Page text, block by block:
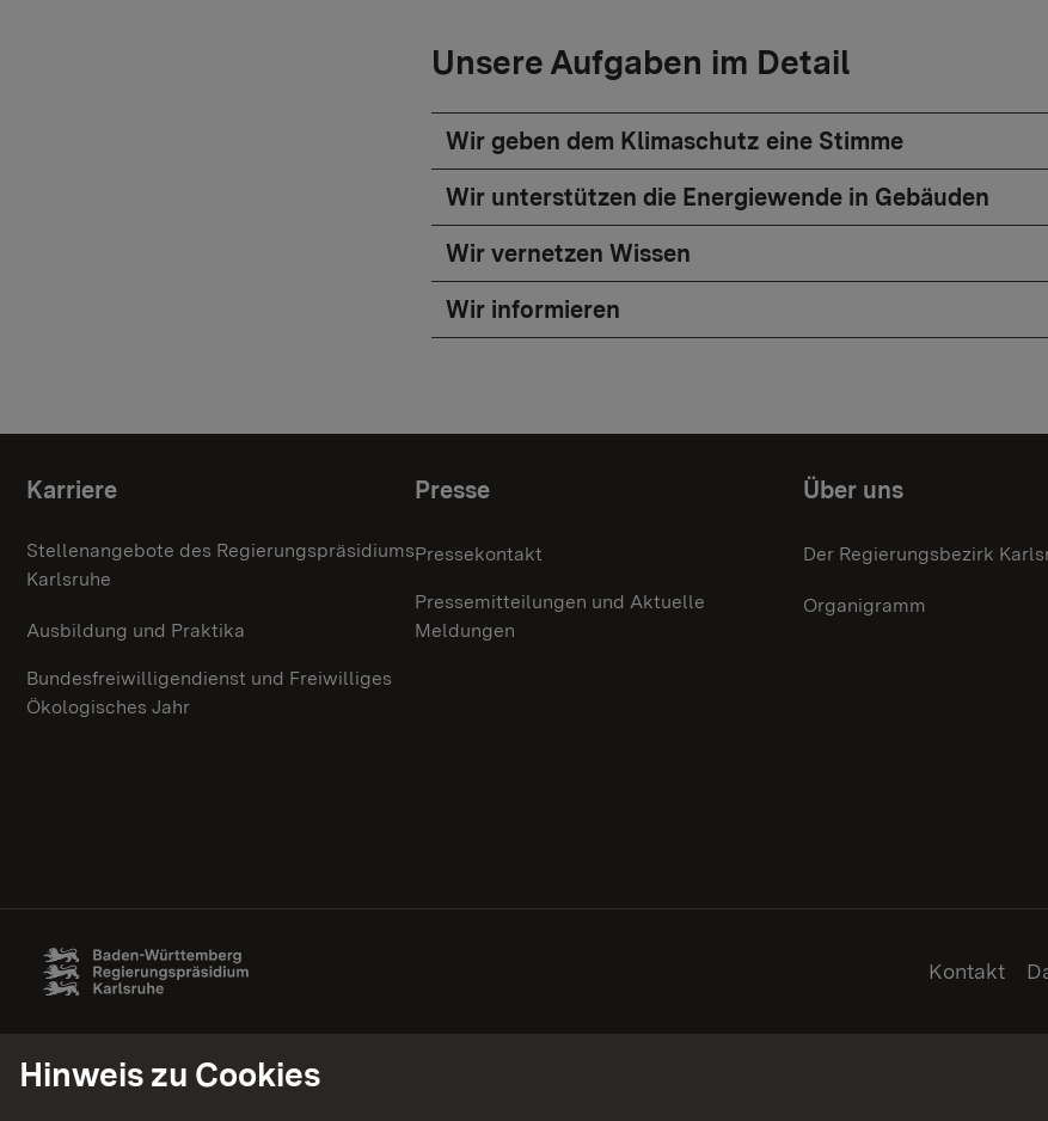
Unsere Aufgaben im Detail
Wir geben dem Klimaschutz eine Stimme
Wir unterstützen die Energiewende in Gebäuden
Wir vernetzen Wissen
Wir informieren
Themenübersicht
Karriere
Stellenangebote des Regierungspräsidiums
Karlsruhe
Ausbildung und Praktika
Bundesfreiwilligendienst und Freiwilliges
Ökologisches Jahr
Presse
Pressekontakt
Pressemitteilungen und Aktuelle
Meldungen
Über uns
Der Regierungsbezirk
Organigramm
Kontakt
Hinweis zu Cookies